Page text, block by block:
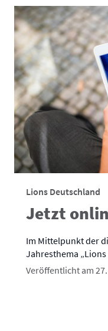
Lions Deutschland
Jetzt
Im Mittelpunkt der
Jahresthema
Veröffentlicht am